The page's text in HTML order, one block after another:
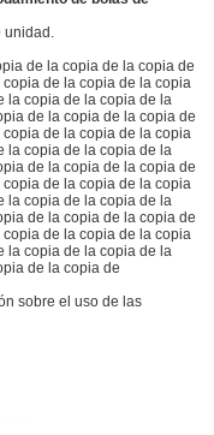
unidad.
de la copia de la copia de
de la copia de la copia
la copia de la copia de la
de la copia de la copia de
de la copia de la copia
la copia de la copia de la
de la copia de la copia de
de la copia de la copia
la copia de la copia de la
de la copia de la copia de
de la copia de la copia
la copia de la copia de la
de la copia de
sobre el uso de las